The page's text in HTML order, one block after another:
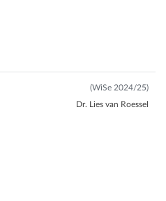
(WiSe 2024/25)
Dr. Lies van Roessel